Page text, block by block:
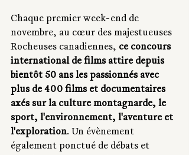
Chaque premier week-end de
novembre, au cœur des majestueuses
Rocheuses canadiennes, ce concours
international de films attire depuis
bientôt 50 ans les passionnés avec
plus de 400 films et documentaires
axés sur la culture montagnarde, le
sport, l'environnement, l'aventure et
l'exploration. Un évènement
également ponctué de débats et